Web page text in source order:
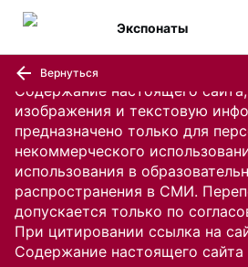
Содержание настоящего
изображения и текстовую
предназначено только для
некоммерческого
использования в
распространения в СМИ.
допускается только по
При цитировании ссылка на
Содержание настоящего
Экспонаты
Вернуться